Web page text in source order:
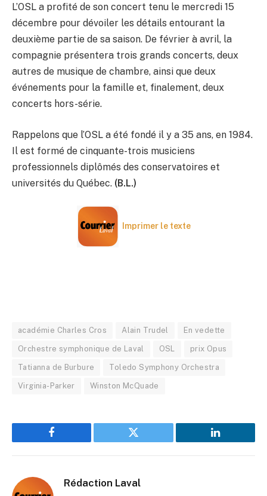
L’OSL a profité de son concert tenu le mercredi 15
décembre pour dévoiler les détails entourant la
deuxième partie de sa saison. De février à avril, la
compagnie présentera trois grands concerts, deux
autres de musique de chambre, ainsi que deux
événements pour la famille et, finalement, deux
concerts hors-série.
Rappelons que l’OSL a été fondé il y a 35 ans, en 1984.
Il est formé de cinquante-trois musiciens
professionnels diplômés des conservatoires et
universités du Québec. (B.L.)
Imprimer le texte
académie Charles Cros Alain Trudel En vedette
Orchestre symphonique de Laval OSL prix Opus
Tatianna de Burbure Toledo Symphony Orchestra
Virginia-Parker Winston McQuade
Facebook Twitter LinkedIn
Rédaction Laval